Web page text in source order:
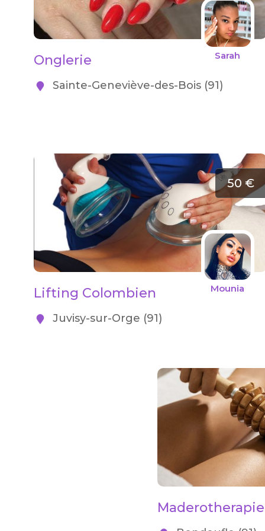
Sarah
Onglerie
Sainte-Geneviève-des-Bois (91)
50 €
Mounia
Lifting Colombien
Juvisy-sur-Orge (91)
Maderotherapie